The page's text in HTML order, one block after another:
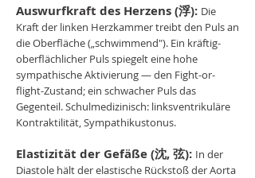
Auswurfkraft des Herzens (浮): Die
Kraft der linken Herzkammer treibt den Puls an
die Oberfläche („schwimmend"). Ein kräftig-
oberflächlicher Puls spiegelt eine hohe
sympathische Aktivierung — den Fight-or-
flight-Zustand; ein schwacher Puls das
Gegenteil. Schulmedizinisch: linksventrikuläre
Kontraktilität, Sympathikustonus.
Elastizität der Gefäße (沈, 弦): In der
Diastole hält der elastische Rückstoß der Aorta